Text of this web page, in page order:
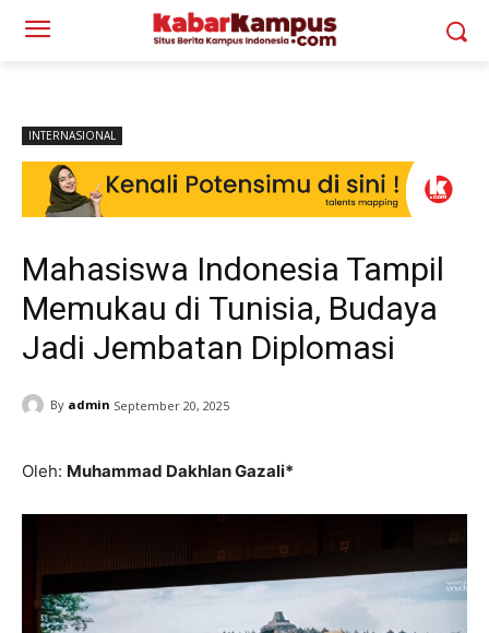
INTERNASIONAL
Mahasiswa Indonesia Tampil
Memukau di Tunisia, Budaya
Jadi Jembatan Diplomasi
By admin September 20, 2025
Oleh: Muhammad Dakhlan Gazali*